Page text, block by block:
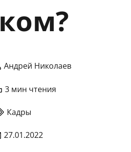
Андрей Николаев
3 мин чтения
Кадры
27.01.2022